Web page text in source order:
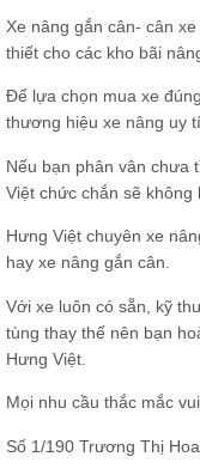
Xe nâng gắn cân- cân
thiết cho các kho bãi
Để lựa chọn mua xe
thương hiệu xe nâng uy
Nếu bạn phân vân chưa
Việt chức chắn sẽ không
Hưng Việt chuyên xe
hay xe nâng gắn cân.
Với xe luôn có sẵn, kỹ
tùng thay thế nên bạn
Hưng Việt.
Mọi nhu cầu thắc mắc
Số 1/190 Trương Thị